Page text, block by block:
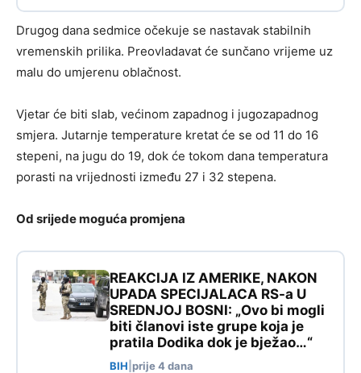
Drugog dana sedmice očekuje se nastavak stabilnih
vremenskih prilika. Preovladavat će sunčano vrijeme uz
malu do umjerenu oblačnost.
Vjetar će biti slab, većinom zapadnog i jugozapadnog
smjera. Jutarnje temperature kretat će se od 11 do 16
stepeni, na jugu do 19, dok će tokom dana temperatura
porasti na vrijednosti između 27 i 32 stepena.
Od srijede moguća promjena
REAKCIJA IZ AMERIKE, NAKON
UPADA SPECIJALACA RS-a U
SREDNJOJ BOSNI: „Ovo bi mogli
biti članovi iste grupe koja je
pratila Dodika dok je bježao…“
BIH prije 4 dana